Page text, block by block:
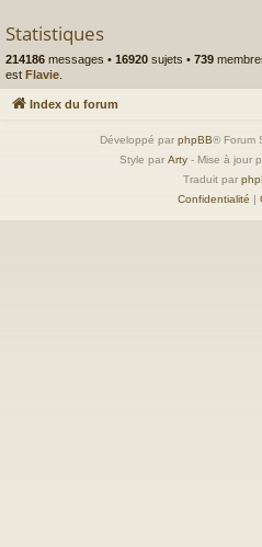
Statistiques
214186 messages • 16920 sujets • 739
est Flavie
Index du forum
Développé par phpBB® Forum
Style par Arty- Mise à jour
Traduit par
Confidentialité |